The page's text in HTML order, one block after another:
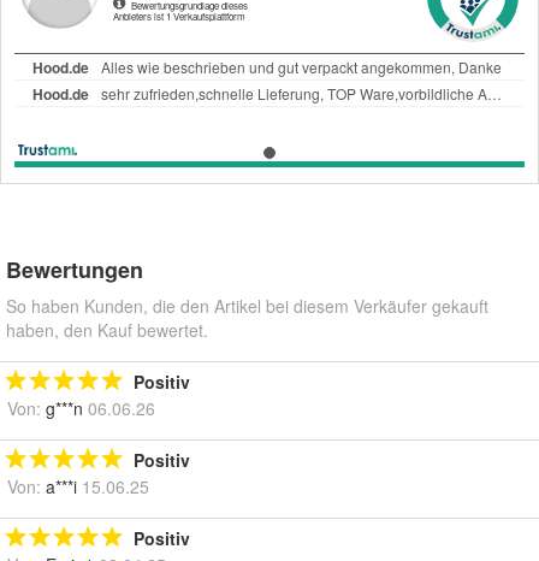
Bewertungen
So haben Kunden, die den Artikel bei diesem Verkäufer gekauft
haben, den Kauf bewertet.
Positiv
Von: g***n 06.06.26
Positiv
Von: a***i 15.06.25
Positiv